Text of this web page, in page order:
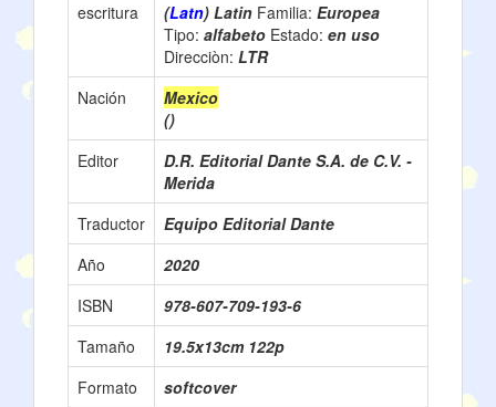
escritura
(Latn) Latin Familia: Europea
Tipo: alfabeto Estado: en uso
Direcciòn: LTR
Nación
Mexico
()
Editor
D.R. Editorial Dante S.A. de C.V. -
Merida
Traductor
Equipo Editorial Dante
Año
2020
ISBN
978-607-709-193-6
Tamaño
19.5x13cm 122p
Formato
softcover